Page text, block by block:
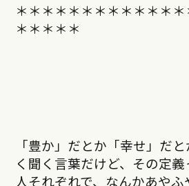
＊＊＊＊＊＊＊＊＊＊＊＊
＊＊＊＊＊
「豊か」だとか「幸せ」だ
く聞く言葉だけど、その定
人それぞれで、なんかあや